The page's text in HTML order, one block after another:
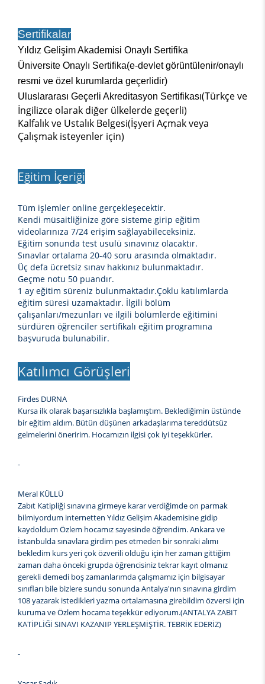
Sertifikalar
Yıldız Gelişim Akademisi Onaylı Sertifika
Üniversite Onaylı Sertifika(e-devlet görüntülenir/onaylı
resmi ve özel kurumlarda geçerlidir)
Uluslararası Geçerli Akreditasyon Sertifikası(Türkçe ve
İngilizce olarak diğer ülkelerde geçerli)
Kalfalık ve Ustalık Belgesi(İşyeri Açmak veya
Çalışmak isteyenler için)
Eğitim İçeriği
Tüm işlemler online gerçekleşecektir.
Kendi müsaitliğinize göre sisteme girip eğitim
videolarınıza 7/24 erişim sağlayabileceksiniz.
Eğitim sonunda test usulü sınavınız olacaktır.
Sınavlar ortalama 20-40 soru arasında olmaktadır.
Üç defa ücretsiz sınav hakkınız bulunmaktadır.
Geçme notu 50 puandır.
1 ay eğitim süreniz bulunmaktadır.Çoklu katılımlarda
eğitim süresi uzamaktadır. İlgili bölüm
çalışanları/mezunları ve ilgili bölümlerde eğitimini
sürdüren öğrenciler sertifikalı eğitim programına
başvuruda bulunabilir.
Katılımcı Görüşleri
Firdes DURNA
Kursa ilk olarak başarısızlıkla başlamıştım. Beklediğimin üstünde
bir eğitim aldım. Bütün düşünen arkadaşlarıma tereddütsüz
gelmelerini öneririm. Hocamızın ilgisi çok iyi teşekkürler.
-
Meral KÜLLÜ
Zabıt Katipliği sınavına girmeye karar verdiğimde on parmak
bilmiyordum internetten Yıldız Gelişim Akademisine gidip
kaydoldum Özlem hocamız sayesinde öğrendim. Ankara ve
İstanbulda sınavlara girdim pes etmeden bir sonraki alımı
bekledim kurs yeri çok özverili olduğu için her zaman gittiğim
zaman daha önceki grupda öğrencisiniz tekrar kayıt olmanız
gerekli demedi boş zamanlarımda çalışmamız için bilgisayar
sınıfları bile bizlere sundu sonunda Antalya'nın sınavına girdim
108 yazarak istedikleri yazma ortalamasına girebildim özversi için
kuruma ve Özlem hocama teşekkür ediyorum.(ANTALYA ZABIT
KATİPLİĞİ SINAVI KAZANIP YERLEŞMİŞTİR. TEBRİK EDERİZ)
-